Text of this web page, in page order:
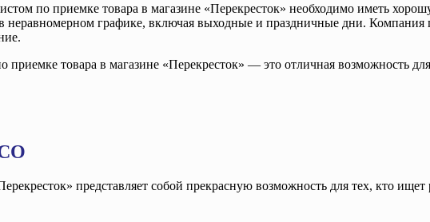
по приемке товара в магазине «Перекресток» необходимо иметь
неравномерном графике, включая выходные и праздничные дни. Компания
товара в магазине «Перекресток» — это отличная возможность
представляет собой прекрасную возможность для тех, кто